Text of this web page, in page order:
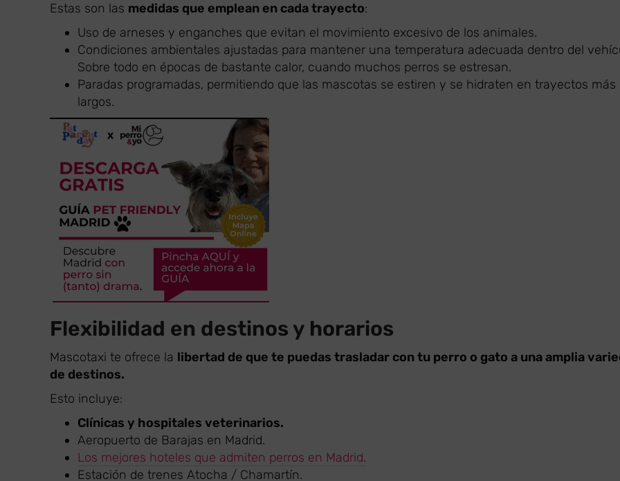
Estas son las medidas que emplean en cada trayecto:
Uso de arneses y enganches que evitan el movimiento excesivo de los animales.
Condiciones ambientales ajustadas para mantener una temperatura adecuada dentro del
Sobre todo en épocas de bastante calor, cuando muchos perros se estresan.
Paradas programadas, permitiendo que las mascotas se estiren y se hidraten en trayectos más
largos.
Flexibilidad en destinos y horarios
Mascotaxi te ofrece la libertad de que te puedas trasladar con tu perro o gato a una amplia
de destinos.
Esto incluye:
Clínicas y hospitales veterinarios.
Aeropuerto de Barajas en Madrid.
Los mejores hoteles que admiten perros en Madrid.
Estación de trenes Atocha / Chamartín.